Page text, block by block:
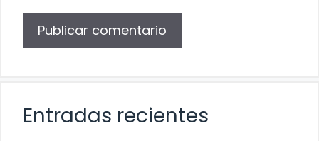
Entradas recientes